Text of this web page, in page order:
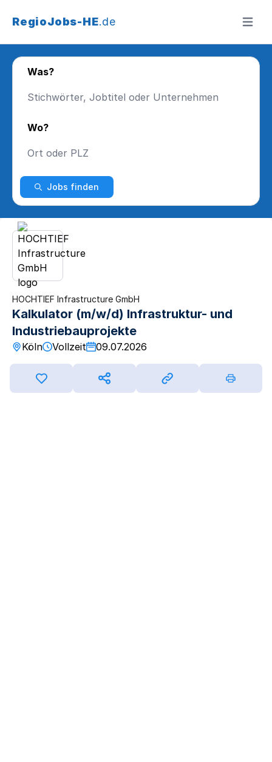
RegioJobs-HE.de Menü
Was?
Wo?
Jobs finden
HOCHTIEF Infrastructure GmbH
Kalkulator (m/w/d) Infrastruktur- und
Industriebauprojekte
Köln Vollzeit 09.07.2026